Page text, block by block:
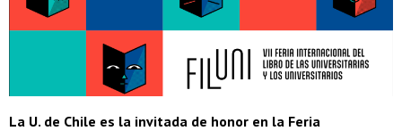
La U. de Chile es la invitada de honor en la Feria